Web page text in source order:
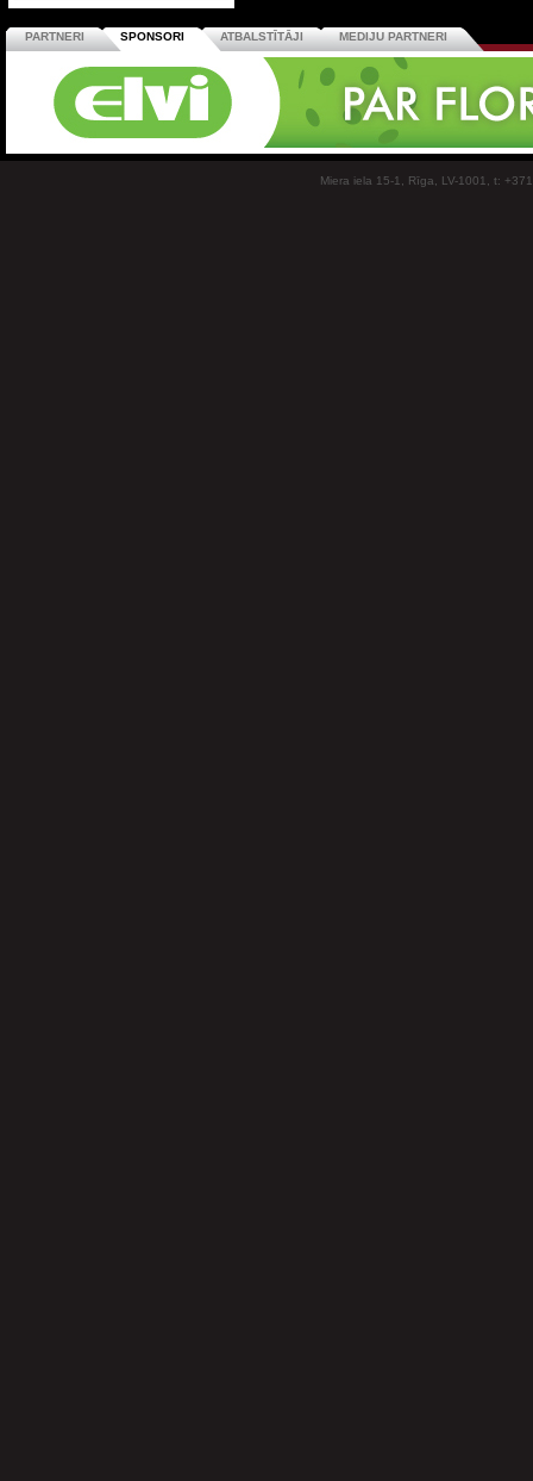
PARTNERI SPONSORI ATBALSTĪTĀJI MEDIJU PARTNERI
Miera iela 15-1, Rīga, LV-1001, t: